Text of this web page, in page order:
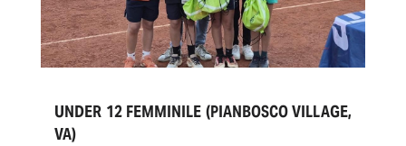
UNDER 12 FEMMINILE (PIANBOSCO VILLAGE,
VA)